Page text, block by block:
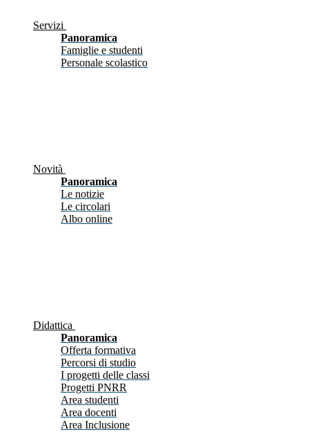
Servizi
Panoramica
Famiglie e studenti
Personale scolastico
Novità
Panoramica
Le notizie
Le circolari
Albo online
Didattica
Panoramica
Offerta formativa
Percorsi di studio
I progetti delle classi
Progetti PNRR
Area studenti
Area docenti
Area Inclusione